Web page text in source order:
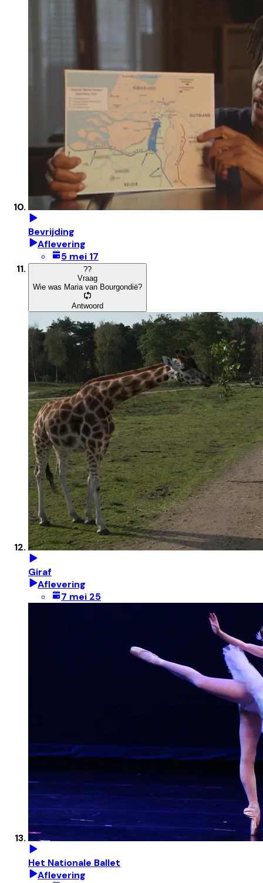
Bevrijding
Aflevering
5 mei 17
??
Vraag
Wie was Maria van Bourgondië?
Antwoord
Giraf
Aflevering
7 mei 25
Het Nationale Ballet
Aflevering